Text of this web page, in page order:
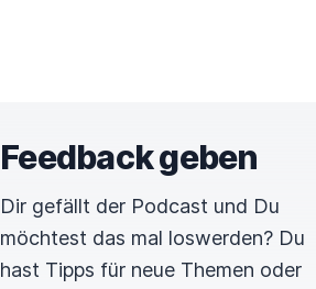
Feedback geben
Dir gefällt der Podcast und Du
möchtest das mal loswerden? Du
hast Tipps für neue Themen oder